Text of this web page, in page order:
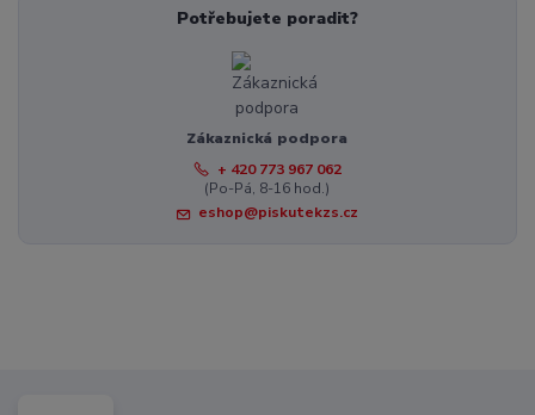
Potřebujete poradit?
Zákaznická podpora
+ 420 773 967 062
(Po-Pá, 8-16 hod.)
eshop@piskutekzs.cz